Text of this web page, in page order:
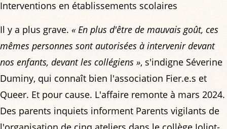
Interventions en établissements scolaires
Il y a plus grave. « En plus d'être de mauvais goût, ces
mêmes personnes sont autorisées à intervenir devant
nos enfants, devant les collégiens », s'indigne Séverine
Duminy, qui connaît bien l'association Fier.e.s et
Queer. Et pour cause. L'affaire remonte à mars 2024.
Des parents inquiets informent Parents vigilants de